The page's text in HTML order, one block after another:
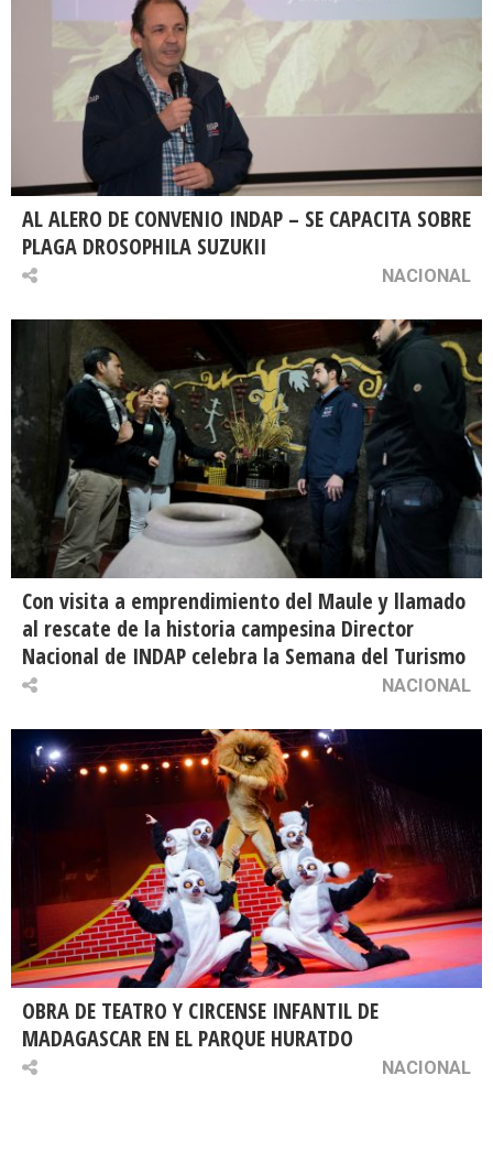
AL ALERO DE CONVENIO INDAP – SE CAPACITA SOBRE
PLAGA DROSOPHILA SUZUKII
NACIONAL
Con visita a emprendimiento del Maule y llamado
al rescate de la historia campesina Director
Nacional de INDAP celebra la Semana del Turismo
NACIONAL
OBRA DE TEATRO Y CIRCENSE INFANTIL DE
MADAGASCAR EN EL PARQUE HURATDO
NACIONAL